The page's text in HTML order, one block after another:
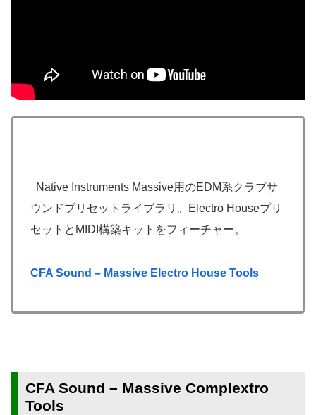
Native Instruments Massive用のEDM系クラブサ
ウンドプリセットライブラリ。Electro Houseプリ
セットとMIDI構築キットをフィーチャー。
CFA Sound – Massive Electro House Tools
CFA Sound – Massive Complextro
Tools